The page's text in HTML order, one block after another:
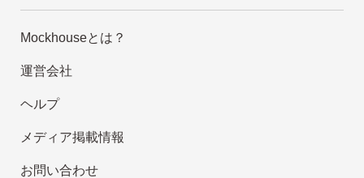
Mockhouseとは？
運営会社
ヘルプ
メディア掲載情報
お問い合わせ